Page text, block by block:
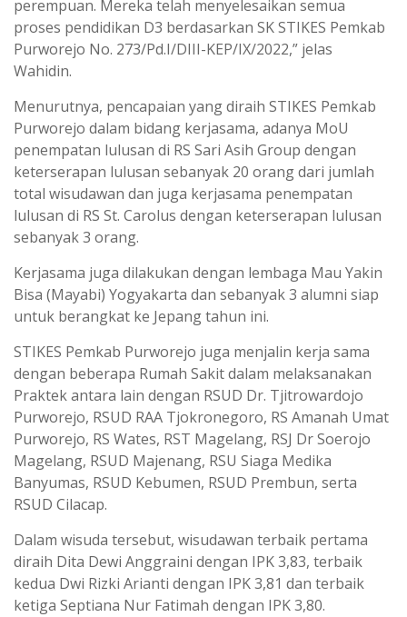
perempuan. Mereka telah menyelesaikan semua
proses pendidikan D3 berdasarkan SK STIKES Pemkab
Purworejo No. 273/Pd.I/DIII-KEP/IX/2022,” jelas
Wahidin.
Menurutnya, pencapaian yang diraih STIKES Pemkab
Purworejo dalam bidang kerjasama, adanya MoU
penempatan lulusan di RS Sari Asih Group dengan
keterserapan lulusan sebanyak 20 orang dari jumlah
total wisudawan dan juga kerjasama penempatan
lulusan di RS St. Carolus dengan keterserapan lulusan
sebanyak 3 orang.
Kerjasama juga dilakukan dengan lembaga Mau Yakin
Bisa (Mayabi) Yogyakarta dan sebanyak 3 alumni siap
untuk berangkat ke Jepang tahun ini.
STIKES Pemkab Purworejo juga menjalin kerja sama
dengan beberapa Rumah Sakit dalam melaksanakan
Praktek antara lain dengan RSUD Dr. Tjitrowardojo
Purworejo, RSUD RAA Tjokronegoro, RS Amanah Umat
Purworejo, RS Wates, RST Magelang, RSJ Dr Soerojo
Magelang, RSUD Majenang, RSU Siaga Medika
Banyumas, RSUD Kebumen, RSUD Prembun, serta
RSUD Cilacap.
Dalam wisuda tersebut, wisudawan terbaik pertama
diraih Dita Dewi Anggraini dengan IPK 3,83, terbaik
kedua Dwi Rizki Arianti dengan IPK 3,81 dan terbaik
ketiga Septiana Nur Fatimah dengan IPK 3,80.